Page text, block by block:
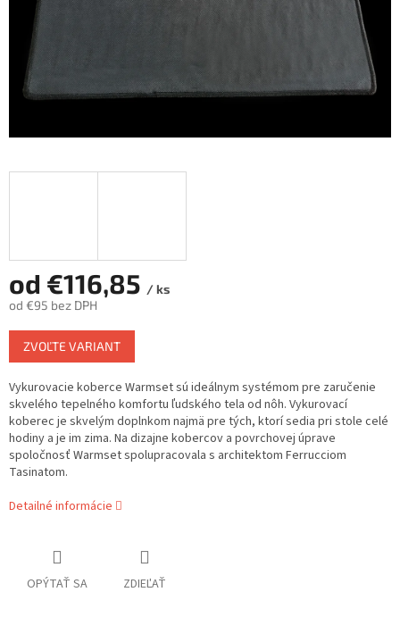
od €116,85 / ks
od €95 bez DPH
Jednotková
cena:
ZVOĽTE VARIANT
Vykurovacie koberce Warmset sú ideálnym systémom pre zaručenie
skvelého tepelného komfortu ľudského tela od nôh. Vykurovací
koberec je skvelým doplnkom najmä pre tých, ktorí sedia pri stole celé
hodiny a je im zima. Na dizajne kobercov a povrchovej úprave
spoločnosť Warmset spolupracovala s architektom Ferrucciom
Tasinatom.
Detailné informácie
OPÝTAŤ SA ZDIEĽAŤ